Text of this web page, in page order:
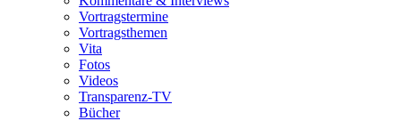
Vortragstermine
Vortragsthemen
Vita
Fotos
Videos
Transparenz-TV
Bücher